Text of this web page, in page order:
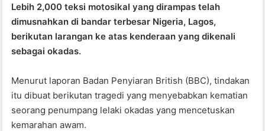
c
e
b
o
k
at
s
A
p
itt
er
Lebih 2,000 teksi motosikal yang dirampas telah
dimusnahkan di bandar terbesar Nigeria, Lagos,
berikutan larangan ke atas kenderaan yang dikenali
sebagai okadas.
Menurut laporan Badan Penyiaran British (BBC), tindakan
itu dibuat berikutan tragedi yang menyebabkan kematian
seorang penumpang lelaki okadas yang mencetuskan
kemarahan awam.